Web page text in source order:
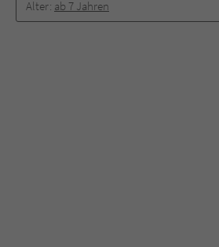
Alter: ab 7 Jahren